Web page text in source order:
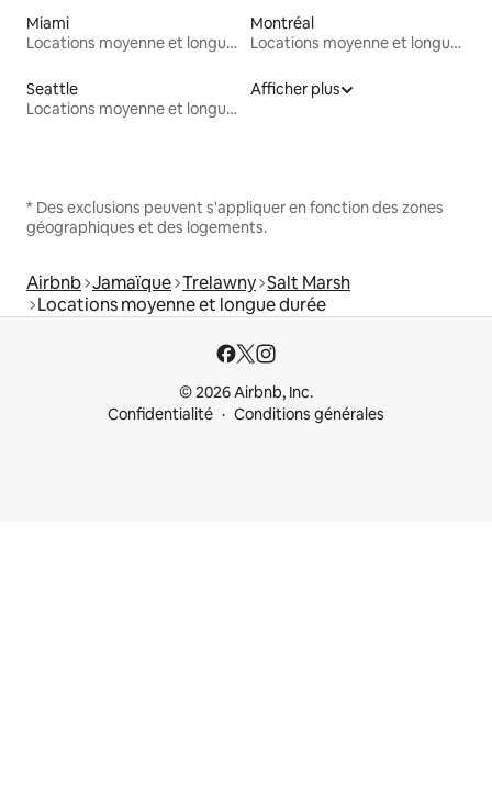
Miami
Locations moyenne et longue durée
Montréal
Locations moyenne et longue durée
Seattle
Locations moyenne et longue durée
Afficher plus
* Des exclusions peuvent s'appliquer en fonction des zones
géographiques et des logements.
Airbnb Jamaïque Trelawny Salt Marsh
Locations moyenne et longue durée
© 2026 Airbnb, Inc.
Confidentialité
Conditions générales